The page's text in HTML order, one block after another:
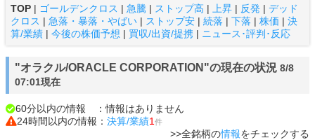
TOP | ゴールデンクロス | 急騰 | ストップ高 | 上昇 | 反発 | デッド
クロス | 急落・暴落・やばい | ストップ安 | 続落 | 下落 | 株価 | 決
算/業績 | 今後の株価予想 | 買収/出資/提携 | ニュース･評判･反応
"オラクル/ORACLE CORPORATION"の現在の状況 8/8
07:01現在
60分以内の情報 ：情報はありません
24時間以内の情報： 決算/業績1 件
>>全銘柄の情報をチェックする